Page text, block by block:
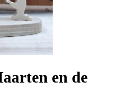
en de